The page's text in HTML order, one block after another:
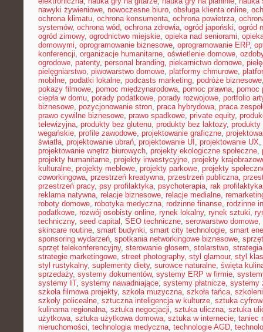
nawyki żywieniowe, nowoczesne biuro, obsługa klienta online,
ochrona klimatu, ochrona konsumenta, ochrona powietrza,
systemów, ochrona wód, ochrona zdrowia, ogród japoński, ogród
ogród zimowy, ogrodnictwo miejskie, opieka nad seniorami,
domowymi, oprogramowanie biznesowe, oprogramowanie ERP,
konferencji, organizacje humanitarne, oświetlenie domowe,
ogrodowe, patenty, personal branding, piekarnictwo domowe,
pielęgniarstwo, piwowarstwo domowe, platformy chmurowe,
mobilne, podatki lokalne, podcasts marketing, podróże biznesowe
pokazy filmowe, pomoc międzynarodowa, pomoc prawna, pomoc
ciepła w domu, porady podatkowe, porady rozwojowe, portfolio
biznesowe, pozycjonowanie stron, praca hybrydowa, praca
prawo cywilne biznesowe, prawo spadkowe, private equity,
telewizyjna, produkty bez glutenu, produkty bez laktozy, produkty
wegańskie, profile zawodowe, projektowanie graficzne,
światła, projektowanie ubrań, projektowanie UI , projektowanie UX,
projektowanie wnętrz biurowych, projekty ekologiczne społeczne,
projekty humanitarne, projekty inwestycyjne, projekty
kulturalne, projekty meblowe, projekty parkowe, projekty
coworkingowa, przestrzeń kreatywna, przestrzeń publiczna,
przestrzeń pracy, psy profilaktyka, psychoterapia, rak profilaktyka
reklama natywna, relacje biznesowe, relacje medialne,
roboty domowe, robotyka medyczna, rodzinne finanse, rodzinne
podatkowe, rozwój osobisty online, rynek lokalny, rynek sztuki,
techniczny, seed capital , SEO techniczne, serowarstwo domowe,
skincare routine, smart budynki, smart city technologie, smart
sponsoring wydarzeń, spotkania networkingowe biznesowe,
sprzęt telekonferencyjny, sterowanie głosem, stolarstwo,
strategie marketingowe, street photography, styl glamour, styl
styl rustykalny, suplementy diety, surowce naturalne, święta
sprzedaży, systemy dokumentów, systemy ERP w firmie,
systemy IT, systemy nawadniające, systemy płatnicze, systemy
szkoła filmowa projekty, szkoła muzyczna, szkoła tańca,
szkoły policealne, sztuczna inteligencja w kulturze, sztuka
kulinarna regionalna, sztuka negocjacji, sztuka uliczna, sztuka
użytkowa, sztuka użytkowa domowa, sztuka w internecie, taniec
nieruchomości, technologia medyczna, technologie AGD,